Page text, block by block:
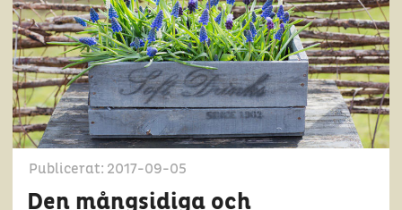
Publicerat: 2017-09-05
Den mångsidiga och